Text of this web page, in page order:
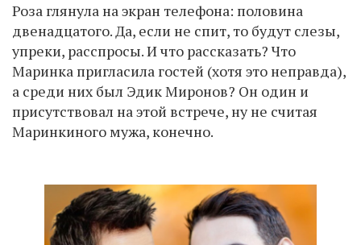
Роза глянула на экран телефона: половина
двенадцатого. Да, если не спит, то будут слезы,
упреки, расспросы. И что рассказать? Что
Маринка пригласила гостей (хотя это неправда),
а среди них был Эдик Миронов? Он один и
присутствовал на этой встрече, ну не считая
Маринкиного мужа, конечно.